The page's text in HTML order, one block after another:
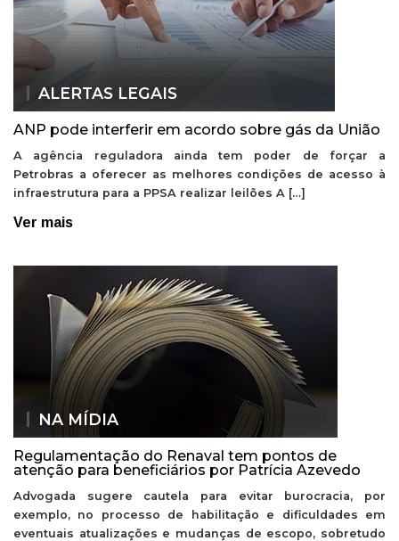
ALERTAS LEGAIS
ANP pode interferir em acordo sobre gás da União
A agência reguladora ainda tem poder de forçar a
Petrobras a oferecer as melhores condições de acesso à
infraestrutura para a PPSA realizar leilões A […]
Ver mais
NA MÍDIA
Regulamentação do Renaval tem pontos de
atenção para beneficiários por Patrícia Azevedo
Advogada sugere cautela para evitar burocracia, por
exemplo, no processo de habilitação e dificuldades em
eventuais atualizações e mudanças de escopo, sobretudo